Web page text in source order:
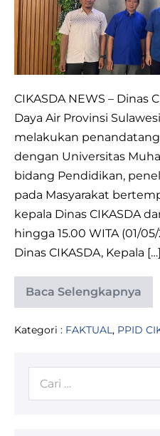
SDM
BERSAMA
UNIVERSITAS
MUHAMMADIYAH
PALU
CIKASDA NEWS – Dinas
Daya Air Provinsi
melakukan
dengan Universitas
bidang Pendidikan,
pada Masyarakat
kepala Dinas CIKASDA
hingga 15.00 WITA (01/
Dinas CIKASDA, Kepala […]
Baca Selengkapnya
MOU
SAMA
BERSAMA
PALU
Kategori : FAKTUAL, PPID
Pencarian